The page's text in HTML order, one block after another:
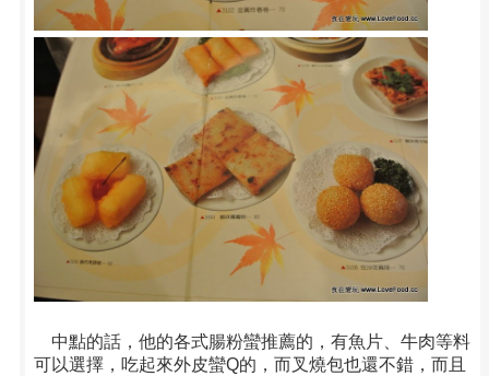
中點的話，他的各式腸粉蠻推薦的，有魚片、牛肉等料
可以選擇，吃起來外皮蠻Q的，而叉燒包也還不錯，而且